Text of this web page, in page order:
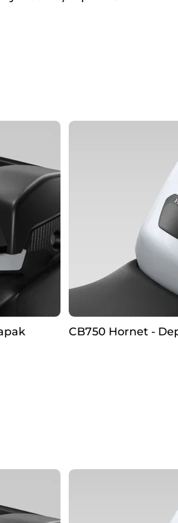
CB750 Hornet -